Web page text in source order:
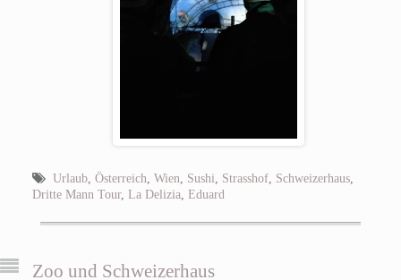
Urlaub, Österreich Wien Sushi Strasshof, Schweizerhaus,
Dritte Mann Tour, La Delizia Eduard
Zoo und Schweizerhaus